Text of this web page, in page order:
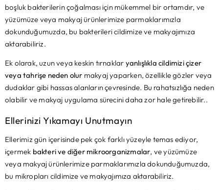
boşluk bakterilerin çoğalması için mükemmel bir ortamdır, ve
yüzümüze veya makyaj ürünlerimize parmaklarımızla
dokunduğumuzda, bu bakterileri cildimize ve makyajımıza
aktarabiliriz.
Ek olarak, uzun veya keskin tırnaklar yanlışlıkla cildimizi çizer
veya tahrişe neden olur makyaj yaparken, özellikle gözler veya
dudaklar gibi hassas alanların çevresinde. Bu rahatsızlığa neden
olabilir ve makyaj uygulama sürecini daha zor hale getirebilir..
Ellerinizi Yıkamayı Unutmayın
Ellerimiz gün içerisinde pek çok farklı yüzeyle temas ediyor,
içermek bakteri ve diğer mikroorganizmalar, ve yüzümüze
veya makyaj ürünlerimize parmaklarımızla dokunduğumuzda,
bu mikropları cildimize ve makyajımıza aktarabiliriz.